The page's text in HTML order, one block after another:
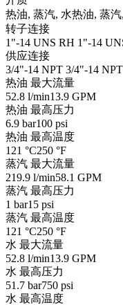
热油, 蒸汽, 水热油, 蒸汽
转子连接
1"-14 UNS RH 1"-14
供应连接
3/4"-14 NPT 3/4"-14 NPT
热油 最大流量
52.8 l/min13.9 GPM
热油 最高压力
6.9 bar100 psi
热油 最高温度
121 °C250 °F
蒸汽 最大流量
219.9 l/min58.1 GPM
蒸汽 最高压力
1 bar15 psi
蒸汽 最高温度
121 °C250 °F
水 最大流量
52.8 l/min13.9 GPM
水 最高压力
51.7 bar750 psi
水 最高温度